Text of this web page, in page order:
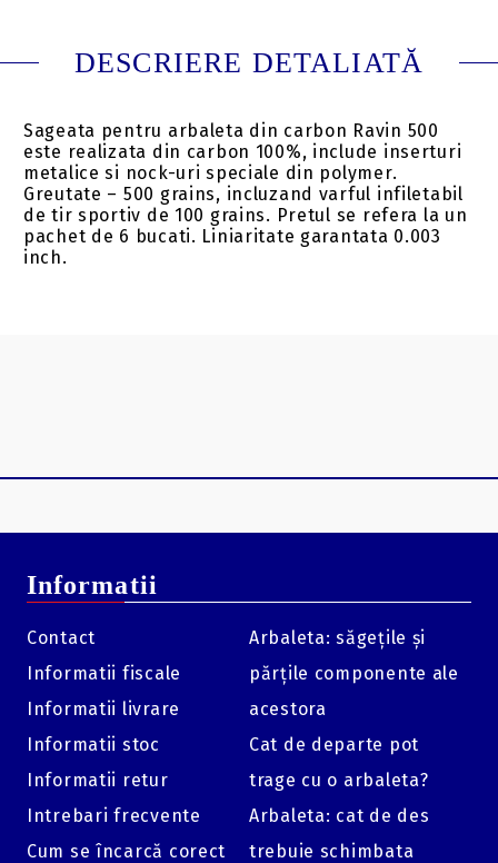
DESCRIERE DETALIATĂ
Sageata pentru arbaleta din carbon Ravin 500
este realizata din carbon 100%, include inserturi
metalice si nock-uri speciale din polymer.
Greutate – 500 grains, incluzand varful infiletabil
de tir sportiv de 100 grains. Pretul se refera la un
pachet de 6 bucati. Liniaritate garantata 0.003
inch.
Informatii
Contact
Informatii fiscale
Informatii livrare
Informatii stoc
Informatii retur
Intrebari frecvente
Cum se încarcă corect
Arbaleta: săgețile și
părțile componente ale
acestora
Cat de departe pot
trage cu o arbaleta?
Arbaleta: cat de des
trebuie schimbata